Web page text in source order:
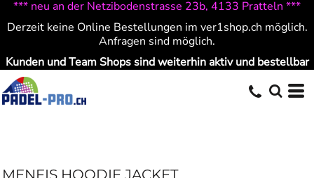
*** neu an der Netzibodenstrasse 23b, 4133 Pratteln ***
Derzeit keine Online Bestellungen im ver1shop.ch möglich.
Anfragen sind möglich.
Kunden und Team Shops sind weiterhin aktiv und bestellbar
MENFIS HOODIE JACKET